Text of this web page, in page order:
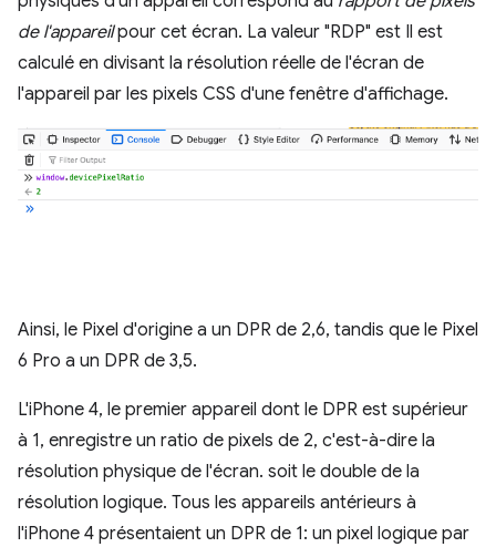
de l'appareilpour cet écran. La valeur "RDP" est Il est
calculé en divisant la résolution réelle de l'écran de
l'appareil par les pixels CSS d'une fenêtre d'affichage.
Ainsi, le Pixel d'origine a un DPR de 2,6, tandis que le Pixel
6 Pro a un DPR de 3,5.
L'iPhone 4, le premier appareil dont le DPR est supérieur
à 1, enregistre un ratio de pixels de 2, c'est-à-dire la
résolution physique de l'écran. soit le double de la
résolution logique. Tous les appareils antérieurs à
l'iPhone 4 présentaient un DPR de 1: un pixel logique par